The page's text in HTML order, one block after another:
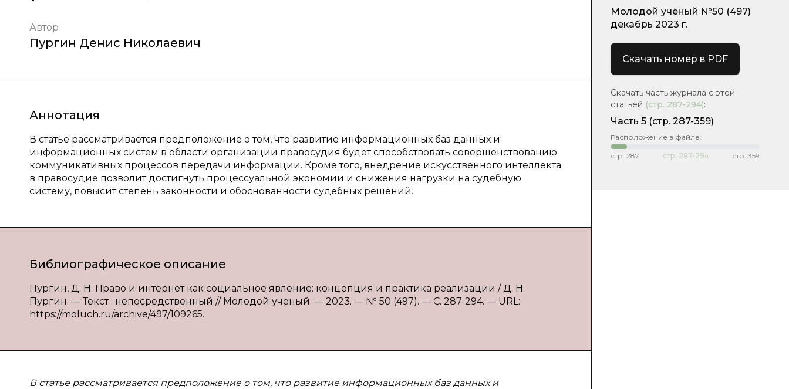
Автор
Пургин Денис Николаевич
Аннотация
В статье рассматривается предположение о том, что развитие информационных баз данных и
информационных систем в области организации правосудия будет способствовать совершенствованию
коммуникативных процессов передачи информации. Кроме того, внедрение искусственного интеллекта
в правосудие позволит достигнуть процессуальной экономии и снижения нагрузки на судебную
систему, повысит степень законности и обоснованности судебных решений.
Библиографическое описание
Пургин, Д. Н. Право и интернет как социальное явление: концепция и практика реализации / Д. Н.
Пургин. — Текст : непосредственный // Молодой ученый. — 2023. — № 50 (497). — С. 287-294. — URL:
https://moluch.ru/archive/497/109265.
В статье рассматривается предположение о том, что развитие информационных баз данных и
Молодой учёный №50 (497)
декабрь 2023 г.
Скачать номер в PDF
Скачать часть журнала с этой
статьей (стр. 287-294):
Часть 5 (стр. 287-359)
Расположение в файле:
стр. 287 стр. 287-294 стр. 359